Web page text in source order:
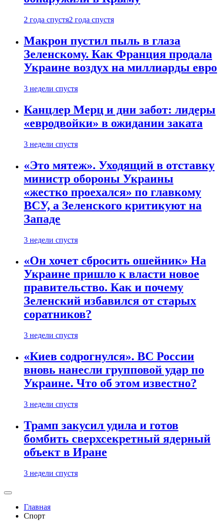
2 года спустя2 года спустя
Макрон пустил пыль в глаза
Зеленскому. Как Франция продала
Украине воздух на миллиарды евро
3 недели спустя
Канцлер Мерц и дни забот: лидеры
«евродвойки» в ожидании заката
3 недели спустя
«Это мятеж». Уходящий в отставку
министр обороны Украины
«жестко проехался» по главкому
ВСУ, а Зеленского критикуют на
Западе
3 недели спустя
«Он хочет сбросить ошейник» На
Украине пришло к власти новое
правительство. Как и почему
Зеленский избавился от старых
соратников?
3 недели спустя
«Киев содрогнулся». ВС России
вновь нанесли групповой удар по
Украине. Что об этом известно?
3 недели спустя
Трамп закусил удила и готов
бомбить сверхсекретный ядерный
объект в Иране
3 недели спустя
Главная
Спорт